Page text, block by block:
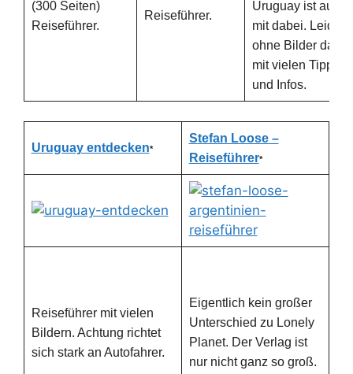
(300 Seiten)
Reiseführer.
Reiseführer.
Uruguay ist auch
mit dabei. Leider
ohne Bilder dafür
mit vielen Tipps
und Infos.
Uruguay entdecken*
Stefan Loose –
Reiseführer*
Reiseführer mit vielen
Bildern. Achtung richtet
sich stark an Autofahrer.
Eigentlich kein großer
Unterschied zu Lonely
Planet. Der Verlag ist
nur nicht ganz so groß.